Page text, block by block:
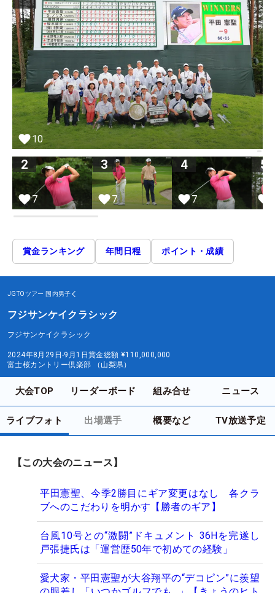
10
2
7
3
7
4
7
5
賞金ランキング 年間日程 ポイント・成績
JGTOツアー 国内男子
フジサンケイクラシック
フジサンケイクラシック
2024年8月29日-9月1日賞金総額 ¥110,000,000
富士桜カントリー倶楽部 （山梨県）
大会TOP リーダーボード 組み合せ ニュース
ライブフォト 出場選手 概要など TV放送予定
【この大会のニュース】
平田憲聖、今季2勝目にギア変更はなし 各クラ
ブへのこだわりを明かす【勝者のギア】
台風10号との“激闘”ドキュメント 36Hを完遂し
戸張捷氏は「運営歴50年で初めての経験」
愛犬家・平田憲聖が大谷翔平の“デコピン”に羨望